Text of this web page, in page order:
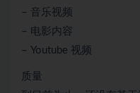
– 音乐视频
– 电影内容
– Youtube 视频
质量